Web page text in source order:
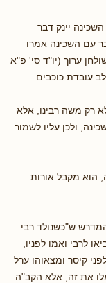
יינק דבר
עם השכינה אמרו
ערוך (יו"ד סי' פ"א
עובדת כוכבים
לא רק משה רבינו, אלא
ולכן עליו לשמור
הוא מקבל אורות
ש"כשנולד רבי
לרבי ואמו לפניו,
קיסר ומצאוהו ערל
את זה, אלא הקב"ה